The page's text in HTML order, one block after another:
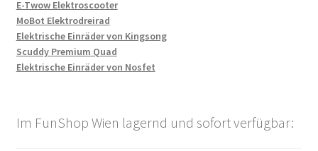
E-Twow Elektroscooter
MoBot Elektrodreirad
Elektrische Einräder von Kingsong
Scuddy Premium Quad
Elektrische Einräder von Nosfet
Im FunShop Wien lagernd und sofort verfügbar: